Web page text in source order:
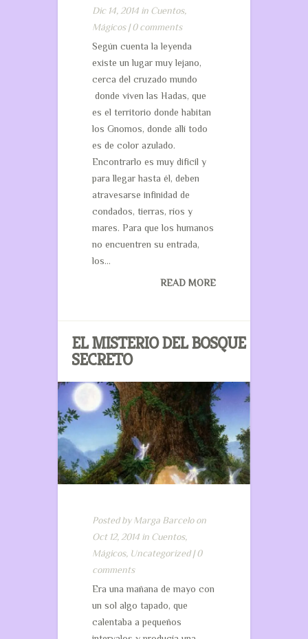
Dic 14, 2014 in Cuentos,
Mágicos|0 comments
Según cuenta la leyenda
existe un lugar muy lejano,
cerca del cruzado mundo
donde viven las Hadas, que
es el territorio donde habitan
los Gnomos, donde allí todo
es de color azulado.
Encontrarlo es muy difícil y
para llegar hasta él, deben
atravesarse infinidad de
condados, tierras, ríos y
mares. Para que los humanos
no encuentren su entrada,
los...
READ MORE
EL MISTERIO DEL BOSQUE
SECRETO
Posted byMarga Barceloon
Oct 12, 2014 in Cuentos,
Mágicos, Uncategorized|0
comments
Era una mañana de mayo con
un sol algo tapado, que
calentaba a pequeños